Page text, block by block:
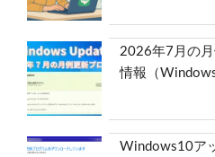
2026年7月の
情報（
Windows10ア